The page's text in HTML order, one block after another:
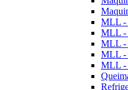
MLL -
MLL -
MLL -
MLL -
MLL -